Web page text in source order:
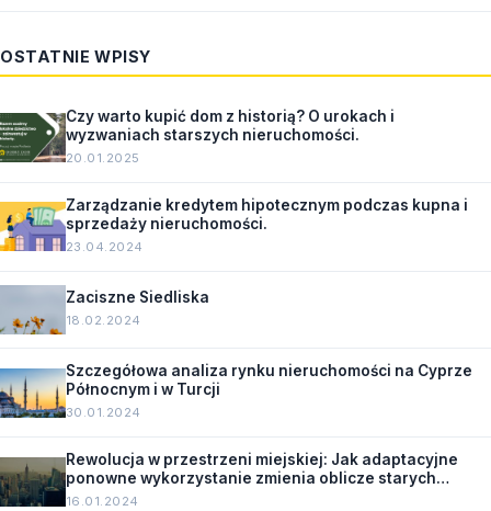
OSTATNIE WPISY
Czy warto kupić dom z historią? O urokach i
wyzwaniach starszych nieruchomości.
20.01.2025
Zarządzanie kredytem hipotecznym podczas kupna i
sprzedaży nieruchomości.
23.04.2024
Zaciszne Siedliska
18.02.2024
Szczegółowa analiza rynku nieruchomości na Cyprze
Północnym i w Turcji
30.01.2024
Rewolucja w przestrzeni miejskiej: Jak adaptacyjne
ponowne wykorzystanie zmienia oblicze starych
budynków.
16.01.2024